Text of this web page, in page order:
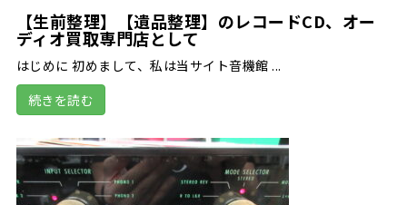
【生前整理】【遺品整理】のレコードCD、オー
ディオ買取専門店として
はじめに 初めまして、私は当サイト音機館 ...
続きを読む